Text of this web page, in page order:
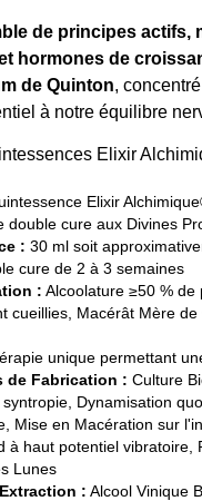
de principes actifs,
hormones de
de Quinton,
à notre équilibre
Elixir
double cure aux Divines
: 30 ml soit
cure de 2 à 3 semaines
: Alcoolature ≥50 % de
cueillies, Macérât Mère
unique permettant
de Fabrication : Culture
Dynamisation
Mise en Macération sur
à haut potentiel vibratoire,
Lunes
: Alcool Vinique